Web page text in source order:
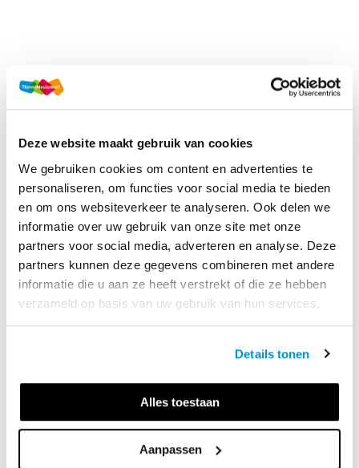
Deze website maakt gebruik van cookies
We gebruiken cookies om content en advertenties te
personaliseren, om functies voor social media te bieden
en om ons websiteverkeer te analyseren. Ook delen we
informatie over uw gebruik van onze site met onze
partners voor social media, adverteren en analyse. Deze
partners kunnen deze gegevens combineren met andere
informatie die u aan ze heeft verstrekt of die ze hebben
verzameld op basis van uw gebruik van hun services.
Details tonen
Alles toestaan
Aanpassen
OVER NEMO